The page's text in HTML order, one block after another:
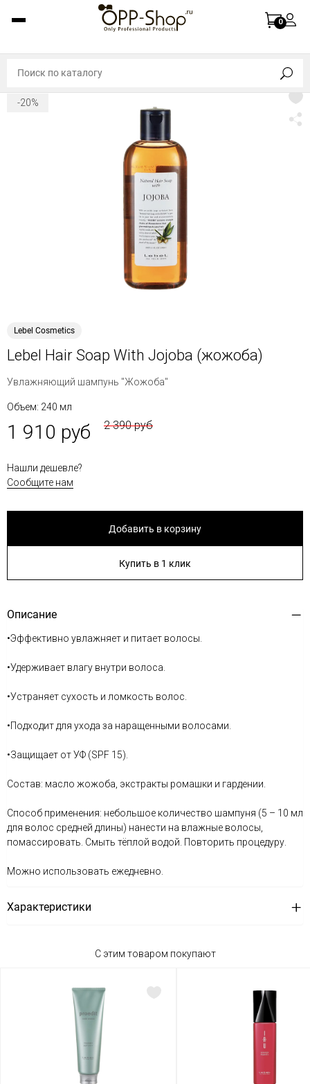
0
-20%
Lebel Cosmetics
Lebel Hair Soap With Jojoba (жожоба)
Увлажняющий шампунь "Жожоба"
Объем: 240 мл
1 910 руб 2 390 руб
Нашли дешевле?
Сообщите нам
Добавить в корзину
Купить в 1 клик
Описание
•Эффективно увлажняет и питает волосы.
•Удерживает влагу внутри волоса.
•Устраняет сухость и ломкость волос.
•Подходит для ухода за наращенными волосами.
•Защищает от УФ (SPF 15).
Состав: масло жожоба, экстракты ромашки и гардении.
Способ применения: небольшое количество шампуня (5 – 10 мл
для волос средней длины) нанести на влажные волосы,
помассировать. Смыть тёплой водой. Повторить процедуру.
Можно использовать ежедневно.
Характеристики
С этим товаром покупают